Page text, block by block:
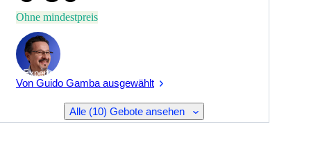
Ohne mindestpreis
Experte
Von Guido Gamba ausgewählt
Alle (10) Gebote ansehen